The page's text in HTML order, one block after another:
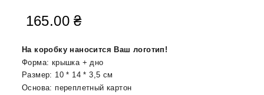
165.00₴
На коробку наносится Ваш логотип!
Форма: крышка + дно
Размер: 10 * 14 * 3,5 см
Основа: переплетный картон